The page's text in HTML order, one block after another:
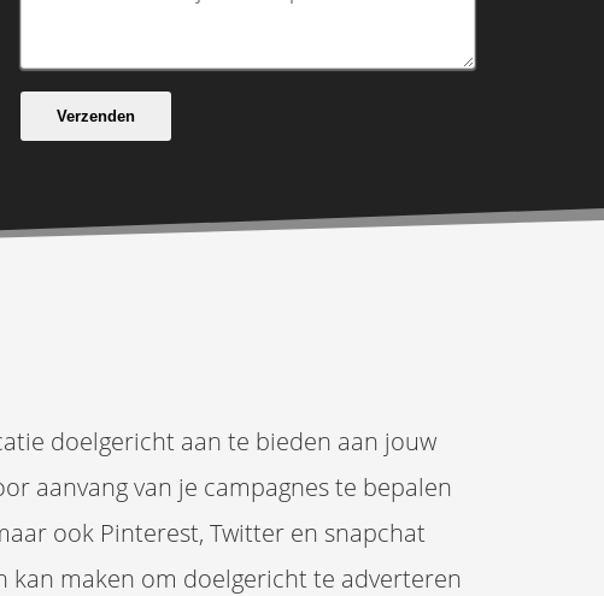
Verzenden
doelgericht aan te bieden aan jouw
aanvang van je campagnes te bepalen
ook Pinterest, Twitter en snapchat
kan maken om doelgericht te adverteren